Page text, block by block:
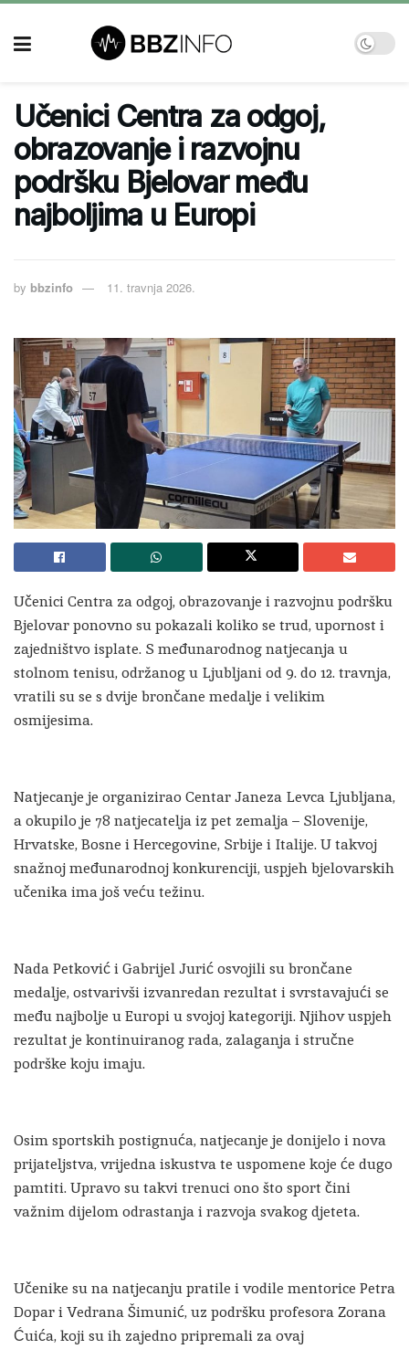
Učenici Centra za odgoj,
obrazovanje i razvojnu
podršku Bjelovar među
najboljima u Europi
by bbzinfo 11. travnja 2026.
Učenici Centra za odgoj, obrazovanje i razvojnu podršku
Bjelovar ponovno su pokazali koliko se trud, upornost i
zajedništvo isplate. S međunarodnog natjecanja u
stolnom tenisu, održanog u Ljubljani od 9. do 12. travnja,
vratili su se s dvije brončane medalje i velikim
osmijesima.
Natjecanje je organizirao Centar Janeza Levca Ljubljana,
a okupilo je 78 natjecatelja iz pet zemalja – Slovenije,
Hrvatske, Bosne i Hercegovine, Srbije i Italije. U takvoj
snažnoj međunarodnoj konkurenciji, uspjeh bjelovarskih
učenika ima još veću težinu.
Nada Petković i Gabrijel Jurić osvojili su brončane
medalje, ostvarivši izvanredan rezultat i svrstavajući se
među najbolje u Europi u svojoj kategoriji. Njihov uspjeh
rezultat je kontinuiranog rada, zalaganja i stručne
podrške koju imaju.
Osim sportskih postignuća, natjecanje je donijelo i nova
prijateljstva, vrijedna iskustva te uspomene koje će dugo
pamtiti. Upravo su takvi trenuci ono što sport čini
važnim dijelom odrastanja i razvoja svakog djeteta.
Učenike su na natjecanju pratile i vodile mentorice Petra
Dopar i Vedrana Šimunić, uz podršku profesora Zorana
Ćuića, koji su ih zajedno pripremali za ovaj